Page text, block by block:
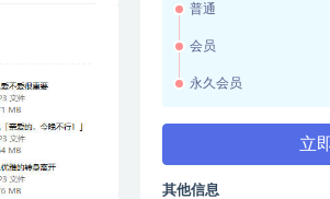
普通
会员
永久会员
立
其他信息